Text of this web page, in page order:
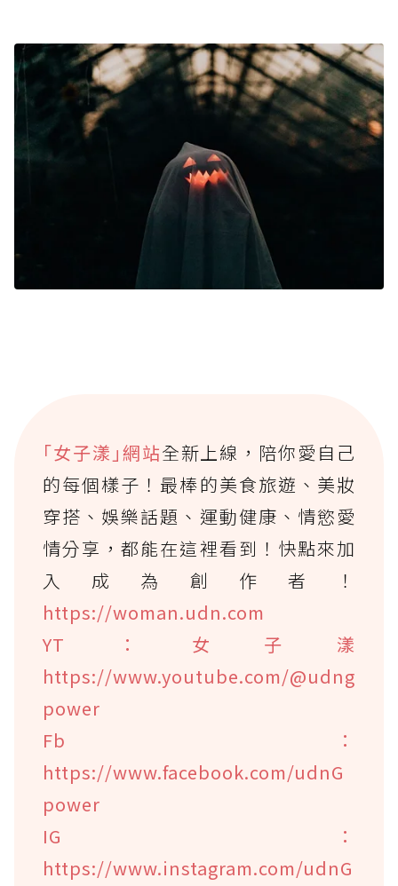
｢女子漾｣網站全新上線，陪你愛自己
的每個樣子！最棒的美食旅遊、美妝
穿搭、娛樂話題、運動健康、情慾愛
情分享，都能在這裡看到！快點來加
入成為創作者！
https://woman.udn.com
YT：女子漾
https://www.youtube.com/@udng
power
Fb：
https://www.facebook.com/udnG
power
IG：
https://www.instagram.com/udnG